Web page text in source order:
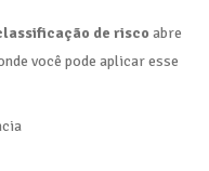
de risco abre
você pode aplicar esse